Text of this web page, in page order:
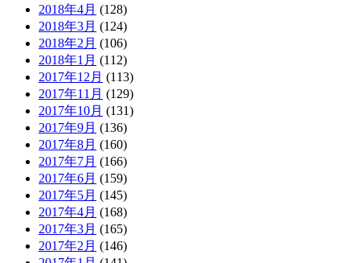
2018年4月 (128)
2018年3月 (124)
2018年2月 (106)
2018年1月 (112)
2017年12月 (113)
2017年11月 (129)
2017年10月 (131)
2017年9月 (136)
2017年8月 (160)
2017年7月 (166)
2017年6月 (159)
2017年5月 (145)
2017年4月 (168)
2017年3月 (165)
2017年2月 (146)